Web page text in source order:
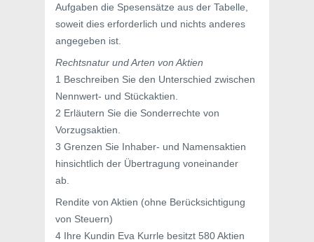
Aufgaben die Spesensätze aus der Tabelle,
soweit dies erforderlich und nichts anderes
angegeben ist.
Rechtsnatur und Arten von Aktien
1 Beschreiben Sie den Unterschied zwischen
Nennwert- und Stückaktien.
2 Erläutern Sie die Sonderrechte von
Vorzugsaktien.
3 Grenzen Sie Inhaber- und Namensaktien
hinsichtlich der Übertragung voneinander
ab.
Rendite von Aktien (ohne Berücksichtigung
von Steuern)
4 Ihre Kundin Eva Kurrle besitzt 580 Aktien